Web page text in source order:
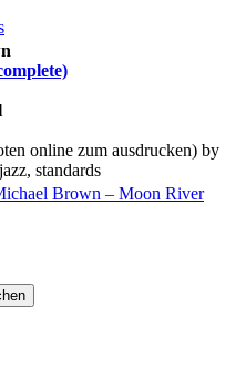
online zum ausdrucken) by
standards
Brown – Moon River